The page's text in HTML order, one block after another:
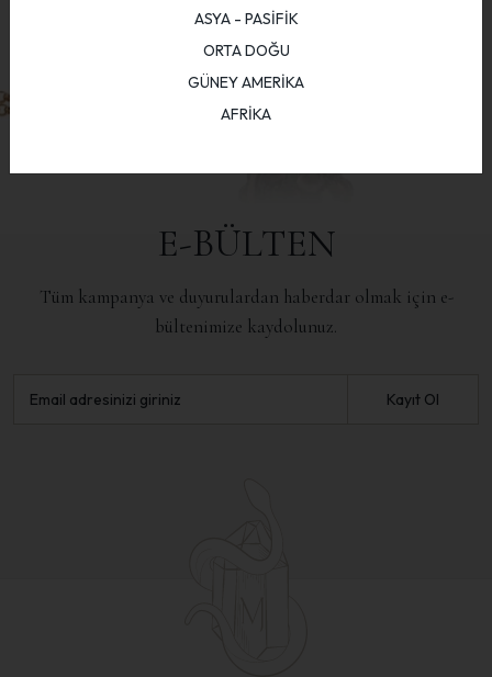
E-BÜLTEN
Tüm kampanya ve duyurulardan haberdar olmak için e-
bültenimize kaydolunuz.
Kayıt Ol
ASYA - PASİFİK
ORTA DOĞU
GÜNEY AMERİKA
AFRİKA